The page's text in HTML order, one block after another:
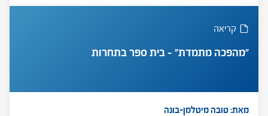
שנסיבותיהם מאתגרות ובכניסת המנהל לתפקיד וכן
למנהלים המתמודדים עם סוגיות אלו ולמדריכיהם
האישיים.
קריאה
"מהפכה מתמדת" – בית ספר בתחרות
מאת: טובה מיטלמן-בונה